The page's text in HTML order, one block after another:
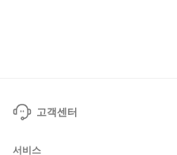
고객센터
서비스